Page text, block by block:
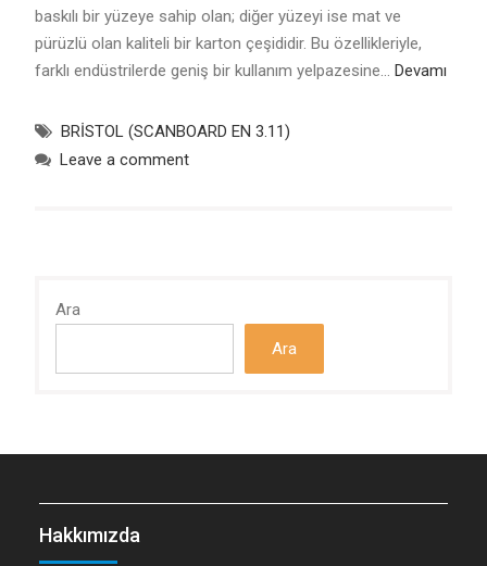
baskılı bir yüzeye sahip olan; diğer yüzeyi ise mat ve
pürüzlü olan kaliteli bir karton çeşididir. Bu özellikleriyle,
farklı endüstrilerde geniş bir kullanım yelpazesine… Devamı
BRİSTOL (SCANBOARD EN 3.11)
Leave a comment
Ara
Ara
Hakkımızda